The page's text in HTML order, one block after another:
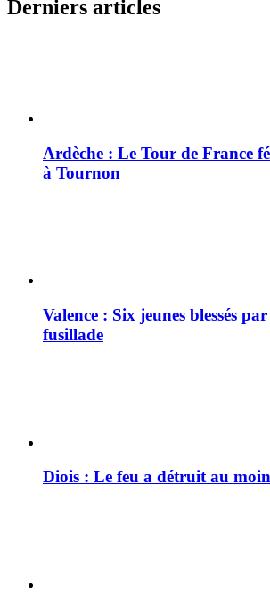
Derniers articles
Ardèche : Le Tour de France
à Tournon
Valence : Six jeunes blessés
fusillade
Diois : Le feu a détruit au